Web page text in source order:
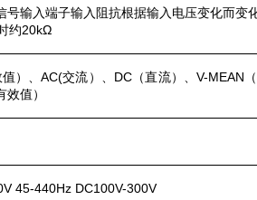
号输入端子输入阻抗根据输入电压变化而变
约20kΩ
）、AC(交流）、DC（直流）、V-MEAN
值）
45-440Hz DC100V-300V